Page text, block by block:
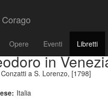
Corago
Opere Eventi Libretti
in
a S. Lorenzo, [1798]
Italia